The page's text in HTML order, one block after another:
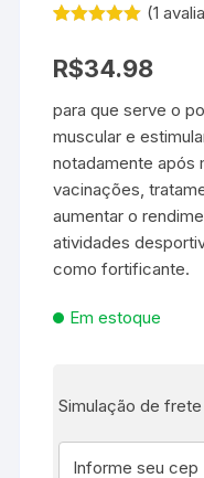
como
de 5, com
em
avaliação de
cliente
(1
R$34.98
para que serve o
muscular e
notadamente após
vacinações,
aumentar o
atividades
como fortificante.
Em estoque
Simulação de frete